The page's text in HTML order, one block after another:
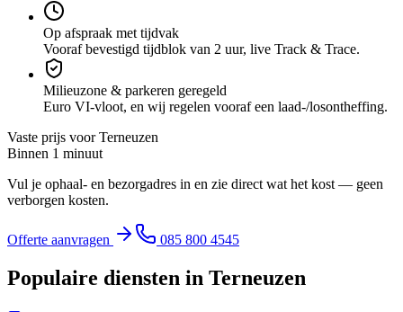
Op afspraak met tijdvak
Vooraf bevestigd tijdblok van 2 uur, live Track & Trace.
Milieuzone & parkeren geregeld
Euro VI-vloot, en wij regelen vooraf een laad-/losontheffing.
Vaste prijs voorTerneuzen
Binnen 1 minuut
Vul je ophaal- en bezorgadres in en zie direct wat het kost — geen
verborgen kosten.
Offerte aanvragen 085 800 4545
Populaire diensten in Terneuzen